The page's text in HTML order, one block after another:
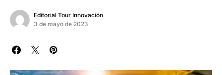
Editorial Tour Innovación
3 de mayo de 2023